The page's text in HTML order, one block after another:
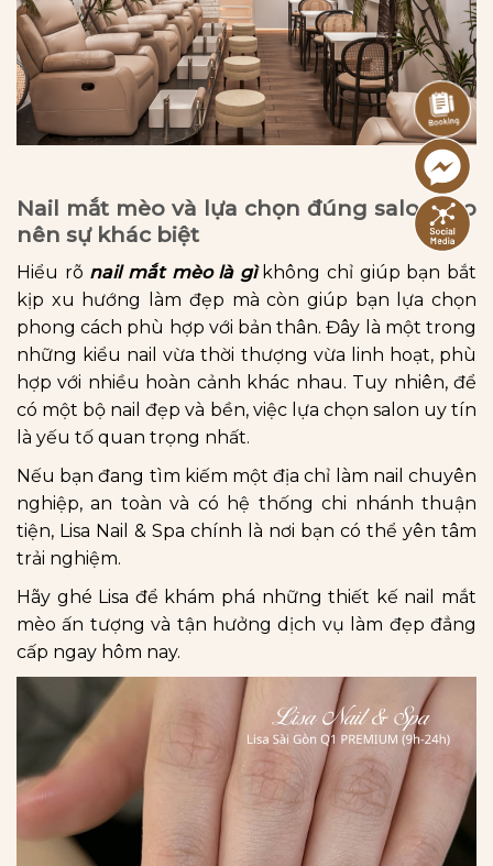
Nail mắt mèo và lựa chọn đúng salon tạo
nên sự khác biệt
Hiểu rõ nail mắt mèo là gìkhông chỉ giúp bạn bắt
kịp xu hướng làm đẹp mà còn giúp bạn lựa chọn
phong cách phù hợp với bản thân. Đây là một trong
những kiểu nail vừa thời thượng vừa linh hoạt, phù
hợp với nhiều hoàn cảnh khác nhau. Tuy nhiên, để
có một bộ nail đẹp và bền, việc lựa chọn salon uy tín
là yếu tố quan trọng nhất.
Nếu bạn đang tìm kiếm một địa chỉ làm nail chuyên
nghiệp, an toàn và có hệ thống chi nhánh thuận
tiện, Lisa Nail & Spa chính là nơi bạn có thể yên tâm
trải nghiệm.
Hãy ghé Lisa để khám phá những thiết kế nail mắt
mèo ấn tượng và tận hưởng dịch vụ làm đẹp đẳng
cấp ngay hôm nay.